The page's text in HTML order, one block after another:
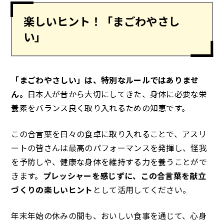
楽しいヒント！「まごわやさし
い」
「まごわやさしい」は、特別なルールではありませ
ん。 日本人が昔から大切にしてきた、身体に必要な栄
養素をバランス良く取り入れるための知恵です。
この合言葉を日々の食卓に取り入れることで、アスリ
ートの皆さんは最高のパフォーマンスを発揮し、怪我
を予防しや、健康な身体を維持する力を養うことがで
きます。 プレッシャーを感じずに、この合言葉を献立
づくりの楽しいヒント として活用してください。
年末年始の休みの間も、おいしい食事を通じて、心身